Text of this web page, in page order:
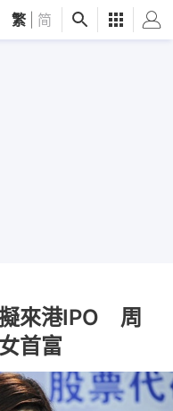
繁 简
擬來港IPO 周
首富